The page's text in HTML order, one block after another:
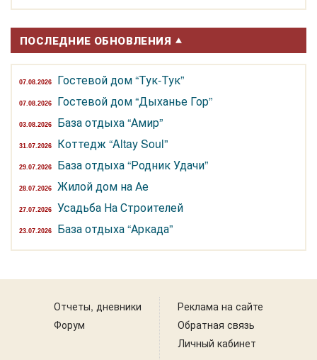
ПОСЛЕДНИЕ ОБНОВЛЕНИЯ
07.08.2026 Гостевой дом “Тук-Тук”
07.08.2026 Гостевой дом “Дыханье Гор”
03.08.2026 База отдыха “Амир”
31.07.2026 Коттедж “Altay Soul”
29.07.2026 База отдыха “Родник Удачи”
28.07.2026 Жилой дом на Ае
27.07.2026 Усадьба На Строителей
23.07.2026 База отдыха “Аркада”
Отчеты, дневники
Форум
Реклама на сайте
Обратная связь
Личный кабинет